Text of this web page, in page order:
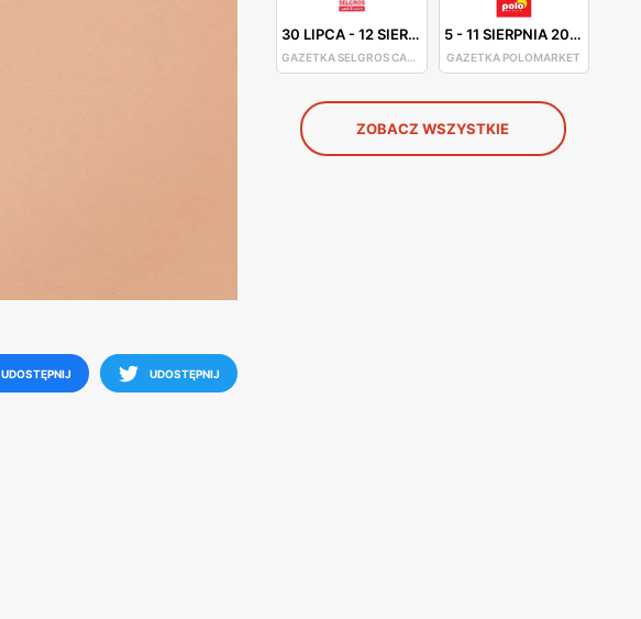
UDOSTĘPNIJ UDOSTĘPNIJ
30 LIPCA-12 SIERPNIA 2026
GAZETKA SELGROS CASH&CARRY
5-11 SIERPNIA 2026
GAZETKA POLOMARKET
ZOBACZ WSZYSTKIE